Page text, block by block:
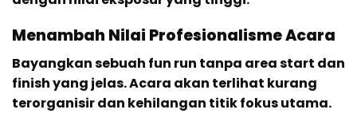
Menambah Nilai Profesionalisme Acara
Bayangkan sebuah fun run tanpa area start dan
finish yang jelas. Acara akan terlihat kurang
terorganisir dan kehilangan titik fokus utama.